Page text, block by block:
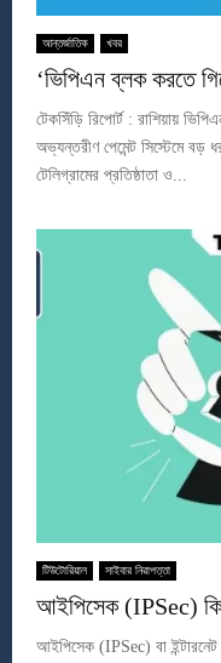
আন্তর্জাতিক খবর
‘ভিপিএন ব্লক করতে
টেকসিঁড়ি রিপোর্ট : রাশিয়ায়
অভ্যন্তরীণ পেমেন্ট সিস্টেমে বড়
টেলিগ্রামের প্রতিষ্ঠাতা ও...
টিউটোরিয়াল সাইবার নিরাপত্তা
আইপিসেক (IPSec) কি
আইপিসেক (IPSec) বা